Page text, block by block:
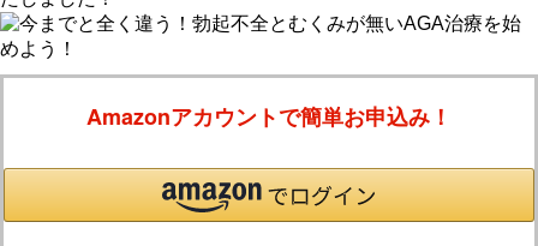
Amazonアカウントで簡単お申込み！